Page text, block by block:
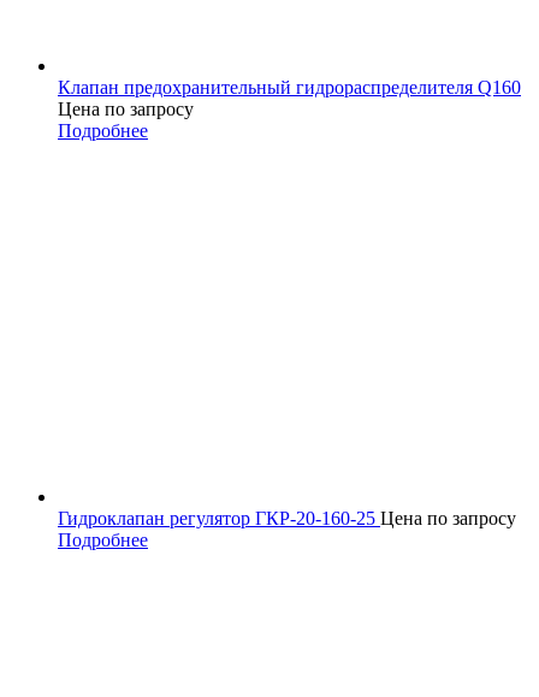
Клапан предохранительный гидрораспределителя Q160
Цена по запросу
Подробнее
Гидроклапан регулятор ГКР-20-160-25 Цена по запросу
Подробнее